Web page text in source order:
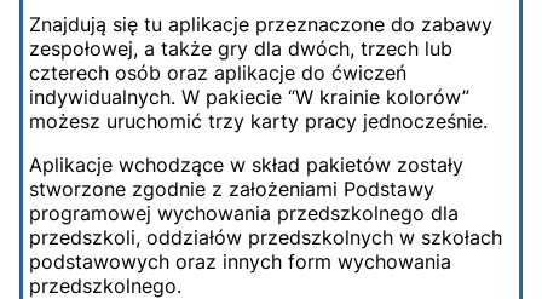
Znajdują się tu aplikacje przeznaczone do zabawy
zespołowej, a także gry dla dwóch, trzech lub
czterech osób oraz aplikacje do ćwiczeń
indywidualnych. W pakiecie “W krainie kolorów”
możesz uruchomić trzy karty pracy jednocześnie.
Aplikacje wchodzące w skład pakietów zostały
stworzone zgodnie z założeniami Podstawy
programowej wychowania przedszkolnego dla
przedszkoli, oddziałów przedszkolnych w szkołach
podstawowych oraz innych form wychowania
przedszkolnego.